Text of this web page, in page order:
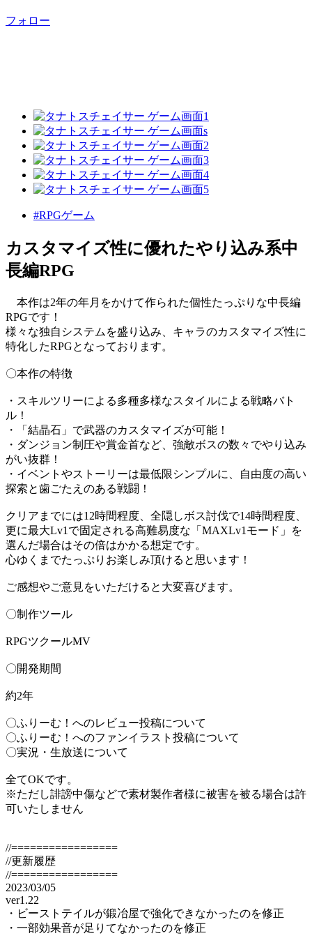
フォロー
#RPGゲーム
カスタマイズ性に優れたやり込み系中
長編RPG
本作は2年の年月をかけて作られた個性たっぷりな中長編
RPGです！
様々な独自システムを盛り込み、キャラのカスタマイズ性に
特化したRPGとなっております。
〇本作の特徴
・スキルツリーによる多種多様なスタイルによる戦略バト
ル！
・「結晶石」で武器のカスタマイズが可能！
・ダンジョン制圧や賞金首など、強敵ボスの数々でやり込み
がい抜群！
・イベントやストーリーは最低限シンプルに、自由度の高い
探索と歯ごたえのある戦闘！
クリアまでには12時間程度、全隠しボス討伐で14時間程度、
更に最大Lv1で固定される高難易度な「MAXLv1モード」を
選んだ場合はその倍はかかる想定です。
心ゆくまでたっぷりお楽しみ頂けると思います！
ご感想やご意見をいただけると大変喜びます。
〇制作ツール
RPGツクールMV
〇開発期間
約2年
〇ふりーむ！へのレビュー投稿について
〇ふりーむ！へのファンイラスト投稿について
〇実況・生放送について
全てOKです。
※ただし誹謗中傷などで素材製作者様に被害を被る場合は許
可いたしません
//=================
//更新履歴
//=================
2023/03/05
ver1.22
・ビーストテイルが鍛冶屋で強化できなかったのを修正
・一部効果音が足りてなかったのを修正